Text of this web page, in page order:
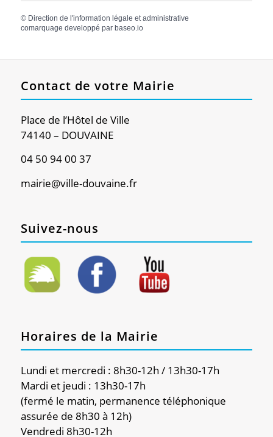
© Direction de l'information légale et administrative
comarquage developpé par baseo.io
Contact de votre Mairie
Place de l’Hôtel de Ville
74140 – DOUVAINE
04 50 94 00 37
mairie@ville-douvaine.fr
Suivez-nous
Horaires de la Mairie
Lundi et mercredi : 8h30-12h / 13h30-17h
Mardi et jeudi : 13h30-17h
(fermé le matin, permanence téléphonique
assurée de 8h30 à 12h)
Vendredi 8h30-12h